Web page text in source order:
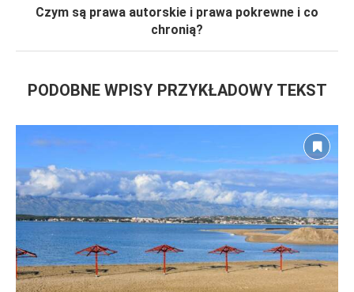
Czym są prawa autorskie i prawa pokrewne i co
chronią?
PODOBNE WPISY PRZYKŁADOWY TEKST